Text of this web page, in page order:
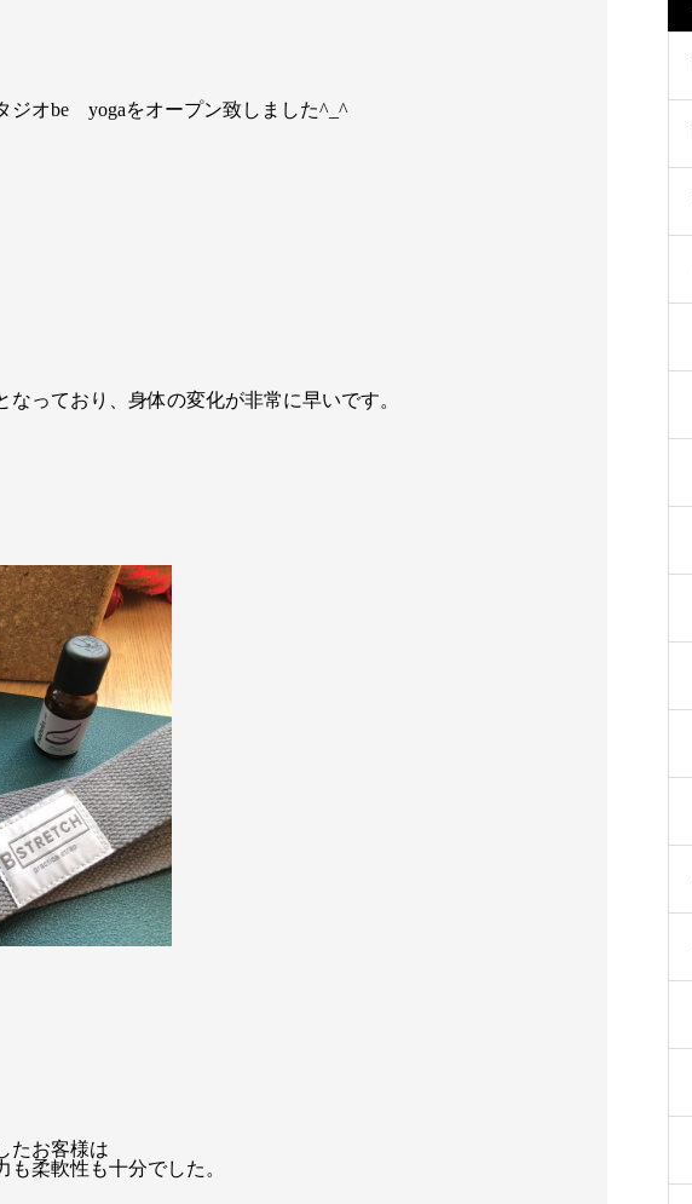
ジオbe yogaをオープン致しました^_^
っており、身体の変化が非常に早いです。
たお客様は
柔軟性も十分でした。